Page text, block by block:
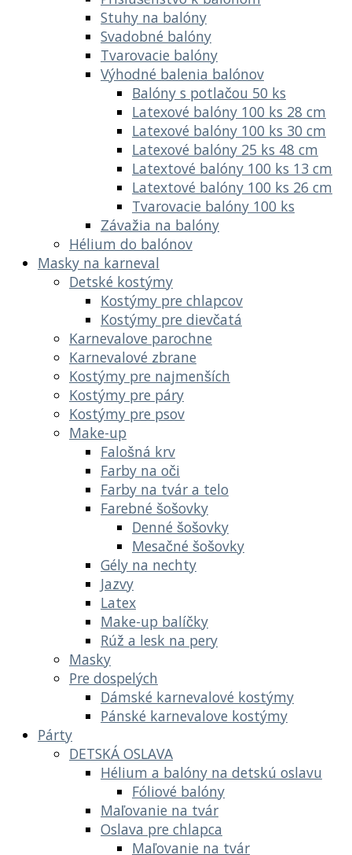
Stuhy na balóny
Svadobné balóny
Tvarovacie balóny
Výhodné balenia balónov
Balóny s potlačou 50 ks
Latexové balóny 100 ks 28 cm
Latexové balóny 100 ks 30 cm
Latexové balóny 25 ks 48 cm
Latextové balóny 100 ks 13 cm
Latextové balóny 100 ks 26 cm
Tvarovacie balóny 100 ks
Závažia na balóny
Hélium do balónov
Masky na karneval
Detské kostýmy
Kostýmy pre chlapcov
Kostýmy pre dievčatá
Karnevalove parochne
Karnevalové zbrane
Kostýmy pre najmenších
Kostýmy pre páry
Kostýmy pre psov
Make-up
Falošná krv
Farby na oči
Farby na tvár a telo
Farebné šošovky
Denné šošovky
Mesačné šošovky
Gély na nechty
Jazvy
Latex
Make-up balíčky
Rúž a lesk na pery
Masky
Pre dospelých
Dámské karnevalové kostýmy
Pánské karnevalove kostýmy
Párty
DETSKÁ OSLAVA
Hélium a balóny na detskú oslavu
Fóliové balóny
Maľovanie na tvár
Oslava pre chlapca
Maľovanie na tvár